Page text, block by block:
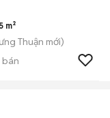
m²
Thuận mới)
bán